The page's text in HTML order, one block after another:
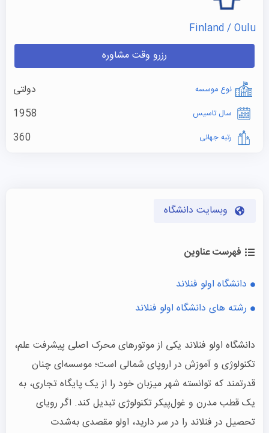
Finland / Oulu
رزرو وقت مشاوره
نوع موسسه دولتی
سال تاسیس 1958
رتبه جهانی 360
وبسایت دانشگاه
فهرست عناوین
دانشگاه اولو فنلاند
رشته های دانشگاه اولو فنلاند
دانشگاه اولو فنلاند یکی از موتورهای محرک اصلی پیشرفت علم،
تکنولوژی و آموزش در اروپای شمالی است؛ موسسه‌ای چنان
قدرتمند که توانسته شهر میزبان خود را از یک پایگاه تجاری، به
یک قطب مدرن و غول‌پیکر تکنولوژی تبدیل کند. اگر رویای
تحصیل در فنلاند را در سر دارید، اولو مقصدی به‌شدت